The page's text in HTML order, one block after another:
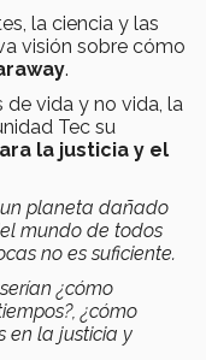
la ciencia y las
visión sobre cómo
.
vida y no vida, la
Tec su
la justicia y el
un planeta dañado
mundo de todos
no es suficiente.
¿cómo
¿cómo
en la justicia y